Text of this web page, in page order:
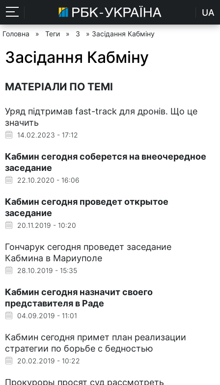
UA
Головна » Теги » З » Засідання Кабміну
Засідання Кабміну
МАТЕРІАЛИ ПО ТЕМІ
Уряд підтримав fast-track для дронів. Що це
значить
14.02.2023 - 17:12
Кабмин сегодня соберется на внеочередное
заседание
22.10.2020 - 16:06
Кабмин сегодня проведет открытое
заседание
20.11.2019 - 10:20
Гончарук сегодня проведет заседание
Кабмина в Мариуполе
28.10.2019 - 15:35
Кабмин сегодня назначит своего
представителя в Раде
04.09.2019 - 11:01
Кабмин сегодня примет план реализации
стратегии по борьбе с бедностью
20.02.2019 - 10:22
Прокуроры просят суд рассмотреть